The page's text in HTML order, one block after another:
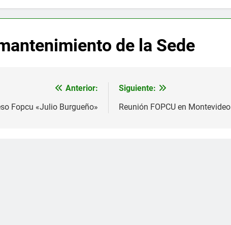
de la Sede
Anterior:
Fopcu «Julio Burgueño»
Siguiente:
Reunión FOPCU en Montevideo